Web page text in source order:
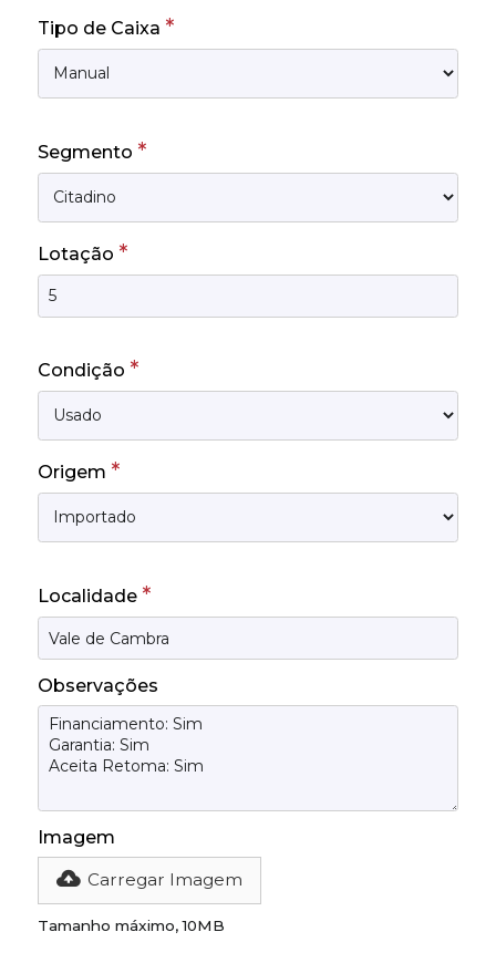
Tipo de Caixa *
Segmento *
Lotação *
Condição *
Origem *
Localidade *
Observações
Imagem
Carregar Imagem
Tamanho máximo, 10MB